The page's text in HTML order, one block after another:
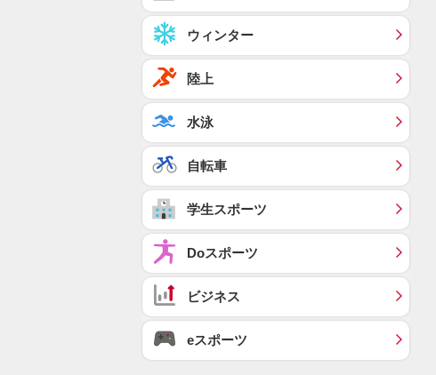
ウィンター
陸上
水泳
自転車
学生スポーツ
Doスポーツ
ビジネス
eスポーツ